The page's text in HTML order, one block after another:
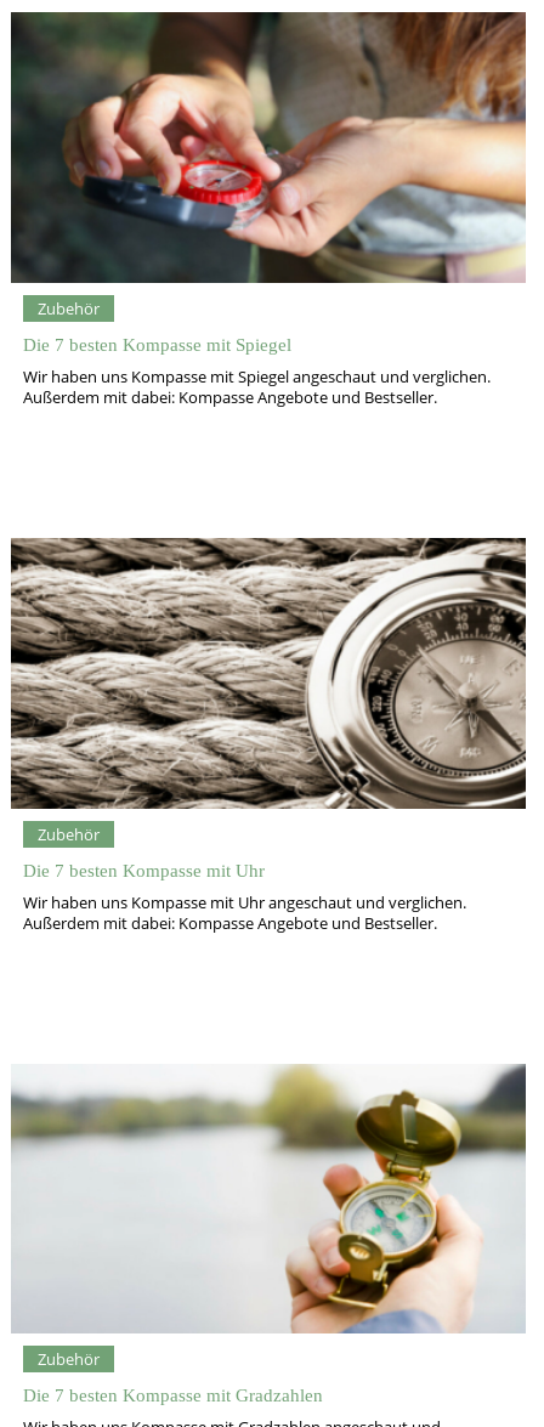
Zubehör
Die 7 besten Kompasse mit Spiegel
Wir haben uns Kompasse mit Spiegel angeschaut und verglichen.
Außerdem mit dabei: Kompasse Angebote und Bestseller.
Zubehör
Die 7 besten Kompasse mit Uhr
Wir haben uns Kompasse mit Uhr angeschaut und verglichen.
Außerdem mit dabei: Kompasse Angebote und Bestseller.
Zubehör
Die 7 besten Kompasse mit Gradzahlen